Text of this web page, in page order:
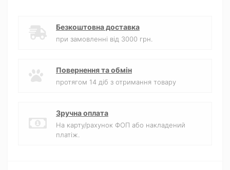
Безкоштовна доставка
при замовленні від 3000 грн.
Повернення та обмін
протягом 14 діб з отримання товару
Зручна оплата
На карту/рахунок ФОП або накладений
платіж.